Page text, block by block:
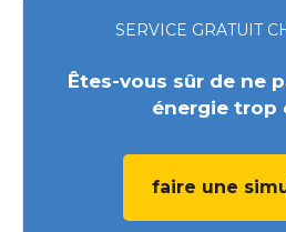
SERVICE GRATUIT
Êtes-vous sûr de ne
énergie trop
faire une